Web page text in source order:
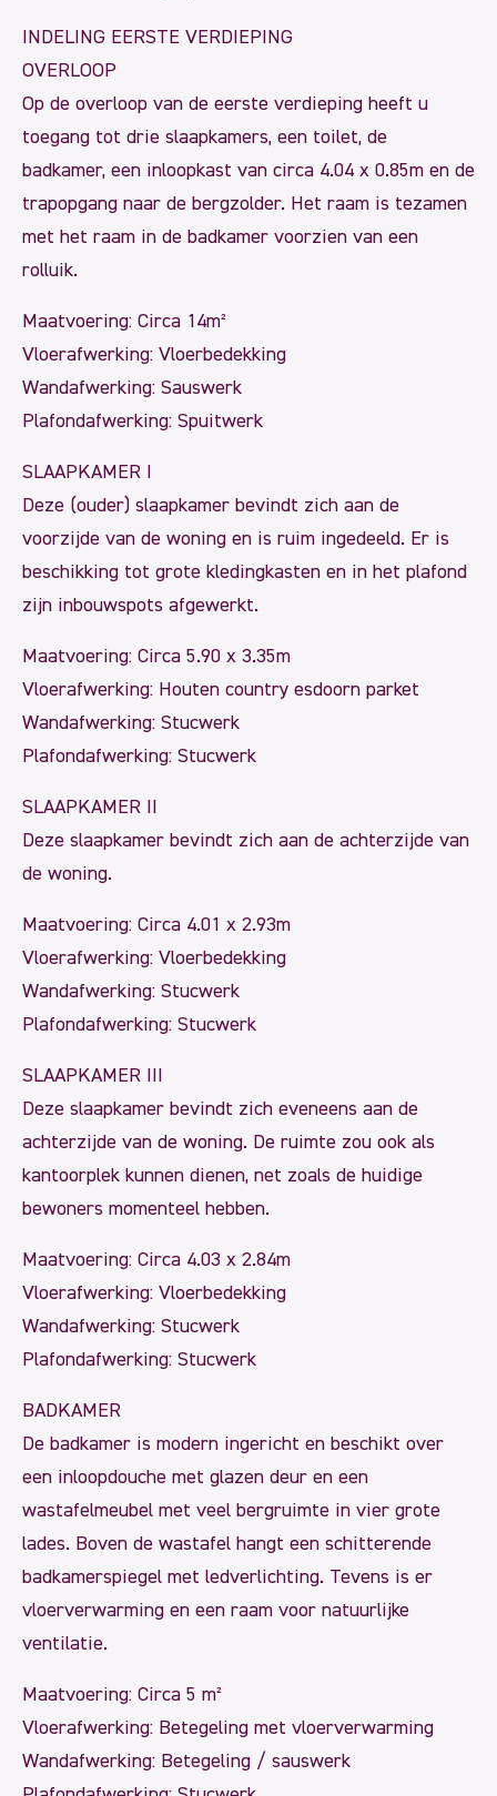
INDELING EERSTE VERDIEPING
OVERLOOP
Op de overloop van de eerste verdieping heeft u
toegang tot drie slaapkamers, een toilet, de
badkamer, een inloopkast van circa 4.04 x 0.85m en de
trapopgang naar de bergzolder. Het raam is tezamen
met het raam in de badkamer voorzien van een
rolluik.
Maatvoering: Circa 14m²
Vloerafwerking: Vloerbedekking
Wandafwerking: Sauswerk
Plafondafwerking: Spuitwerk
SLAAPKAMER I
Deze (ouder) slaapkamer bevindt zich aan de
voorzijde van de woning en is ruim ingedeeld. Er is
beschikking tot grote kledingkasten en in het plafond
zijn inbouwspots afgewerkt.
Maatvoering: Circa 5.90 x 3.35m
Vloerafwerking: Houten country esdoorn parket
Wandafwerking: Stucwerk
Plafondafwerking: Stucwerk
SLAAPKAMER II
Deze slaapkamer bevindt zich aan de achterzijde van
de woning.
Maatvoering: Circa 4.01 x 2.93m
Vloerafwerking: Vloerbedekking
Wandafwerking: Stucwerk
Plafondafwerking: Stucwerk
SLAAPKAMER III
Deze slaapkamer bevindt zich eveneens aan de
achterzijde van de woning. De ruimte zou ook als
kantoorplek kunnen dienen, net zoals de huidige
bewoners momenteel hebben.
Maatvoering: Circa 4.03 x 2.84m
Vloerafwerking: Vloerbedekking
Wandafwerking: Stucwerk
Plafondafwerking: Stucwerk
BADKAMER
De badkamer is modern ingericht en beschikt over
een inloopdouche met glazen deur en een
wastafelmeubel met veel bergruimte in vier grote
lades. Boven de wastafel hangt een schitterende
badkamerspiegel met ledverlichting. Tevens is er
vloerverwarming en een raam voor natuurlijke
ventilatie.
Maatvoering: Circa 5 m²
Vloerafwerking: Betegeling met vloerverwarming
Wandafwerking: Betegeling / sauswerk